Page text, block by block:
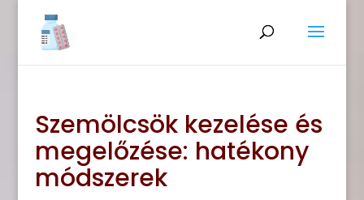
Szemölcsök kezelése és
megelőzése: hatékony
módszerek